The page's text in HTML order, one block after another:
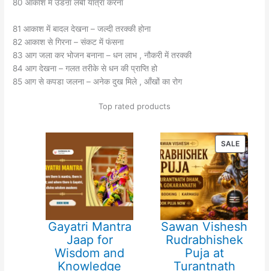
80 आकाश में उडऩा लंबी यात्रा करना
81 आकाश में बादल देखना – जल्दी तरक्की होना
82 आकाश से गिरना – संकट में फंसना
83 आग जला कर भोजन बनाना – धन लाभ , नौकरी में तरक्की
84 आग देखना – गलत तरीके से धन की प्राप्ति हो
85 आग से कपडा जलना – अनेक दुख मिले , आँखों का रोग
Top rated products
Gayatri Mantra
Jaap for
Wisdom and
Knowledge
SALE
ON
SALE
Sawan Vishesh
Rudrabhishek
Puja at
Turantnath